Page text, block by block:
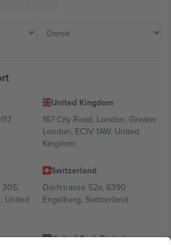
United Kingdom
167 City Road, London, Greater
London, EC1V 1AW, United
Kingdom
305,
United
Switzerland
Dorfstrasse 52a, 6390
Engelberg, Switzerland
United Arab Emirates